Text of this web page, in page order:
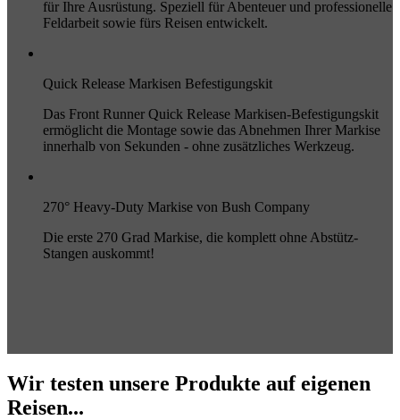
für Ihre Ausrüstung. Speziell für Abenteuer und professionelle
Feldarbeit sowie fürs Reisen entwickelt.
Quick Release Markisen Befestigungskit
Das Front Runner Quick Release Markisen-Befestigungskit
ermöglicht die Montage sowie das Abnehmen Ihrer Markise
innerhalb von Sekunden - ohne zusätzliches Werkzeug.
270° Heavy-Duty Markise von Bush Company
Die erste 270 Grad Markise, die komplett ohne Abstütz-
Stangen auskommt!
Wir testen unsere Produkte auf eigenen
Reisen...